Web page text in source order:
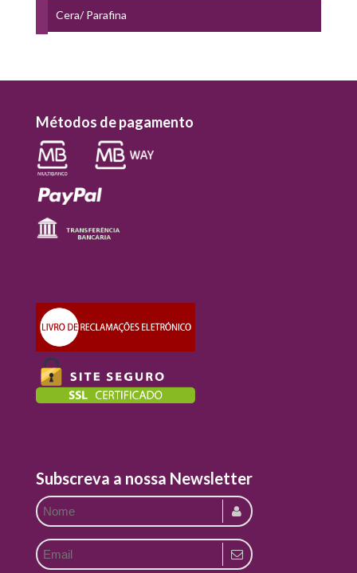
Cera/ Parafina
Métodos de pagamento
Subscreva a nossa Newsletter